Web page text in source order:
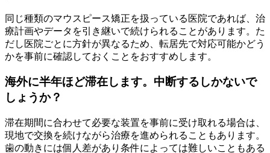
同じ種類のマウスピース矯正を扱っている医院であれば、治
療計画やデータを引き継いで続けられることがあります。た
だし医院ごとに方針が異なるため、転居先で対応可能かどう
かを事前に確認しておくことをおすすめします。
海外に半年ほど滞在します。中断するしかないで
しょうか？
滞在期間に合わせて必要な装置を事前に受け取れる場合は、
現地で交換を続けながら治療を進められることもあります。
歯の動きには個人差があり条件によっては難しいこともある